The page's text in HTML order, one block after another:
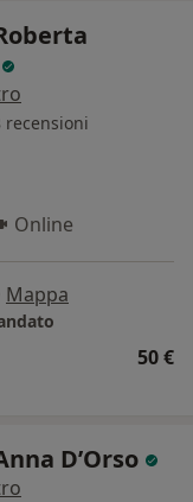
recensioni
Online
Mappa
50 €
D’Orso